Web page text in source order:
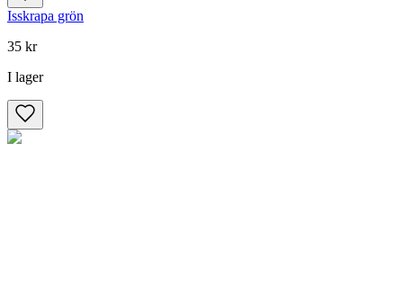
Isskrapa grön
35 kr
I lager